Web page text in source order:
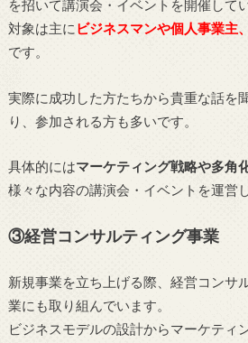
を招いて講演会・イベントを開催して
対象は主に ビジネスマンや個人事業主
です。
実際に成功した方たちから貴重な話を
り、参加される方も多いです。
具体的にはマーケティング戦略や多角
様々な内容の講演会・イベントを運営
③経営コンサルティング事業
新規事業を立ち上げる際、経営コンサ
業にも取り組んでいます。
ビジネスモデルの設計からマーケティ